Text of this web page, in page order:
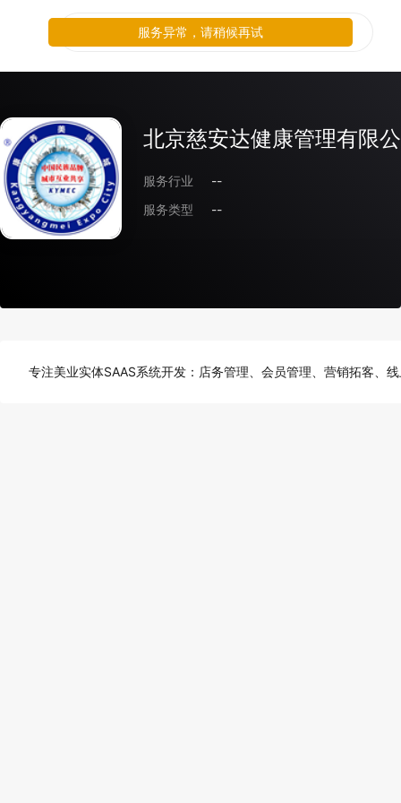
北京慈安达健康管理有限
服务行业
--
服务类型
--
专注美业实体SAAS系统开发：店务管理、会员管理、营销拓客、
服务异常，请稍候再试